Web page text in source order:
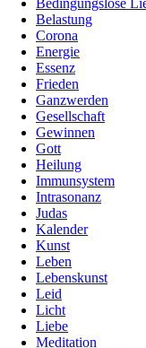
Bedingungslose
Belastung
Corona
Energie
Essenz
Frieden
Ganzwerden
Gesellschaft
Gewinnen
Gott
Heilung
Immunsystem
Intrasonanz
Judas
Kalender
Kunst
Leben
Lebenskunst
Leid
Licht
Liebe
Meditation